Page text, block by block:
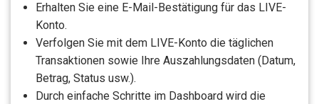
Erhalten Sie eine E-Mail-Bestätigung für das LIVE-
Konto.
Verfolgen Sie mit dem LIVE-Konto die täglichen
Transaktionen sowie Ihre Auszahlungsdaten (Datum,
Betrag, Status usw.).
Durch einfache Schritte im Dashboard wird die